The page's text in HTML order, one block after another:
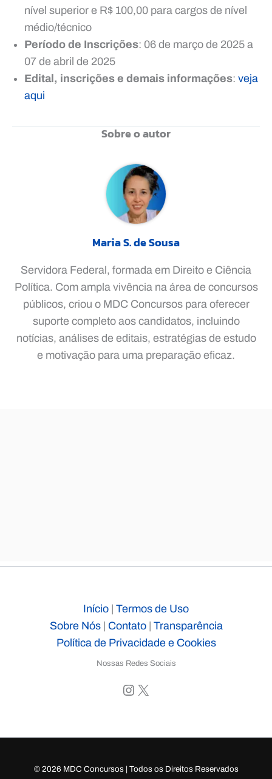
nível superior e R$ 100,00 para cargos de nível
médio/técnico
Período de Inscrições: 06 de março de 2025 a
07 de abril de 2025
Edital, inscrições e demais informações: veja
aqui
Sobre o autor
Maria S. de Sousa
Servidora Federal, formada em Direito e Ciência
Política. Com ampla vivência na área de concursos
públicos, criou o MDC Concursos para oferecer
suporte completo aos candidatos, incluindo
notícias, análises de editais, estratégias de estudo
e motivação para uma preparação eficaz.
Início | Termos de Uso
Sobre Nós| Contato| Transparência
Política de Privacidade e Cookies
Nossas Redes Sociais
Instagram
X
© 2026 MDC Concursos | Todos os Direitos Reservados